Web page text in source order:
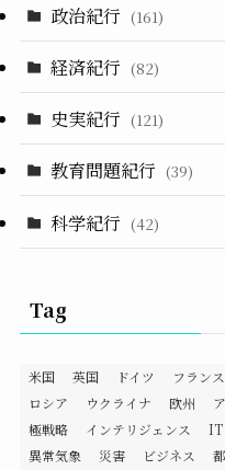
政治紀行 (161)
経済紀行 (82)
史実紀行 (121)
教育問題紀行 (39)
科学紀行 (42)
Tag
米国 英国 ドイツ フランス
ロシア
ウクライナ 欧州
極戦略
インテリジェンス IT
異常気象
災害 ビジネス